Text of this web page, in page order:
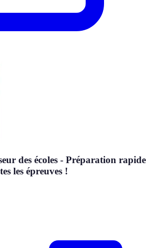
des écoles - Préparation rapide
les épreuves !